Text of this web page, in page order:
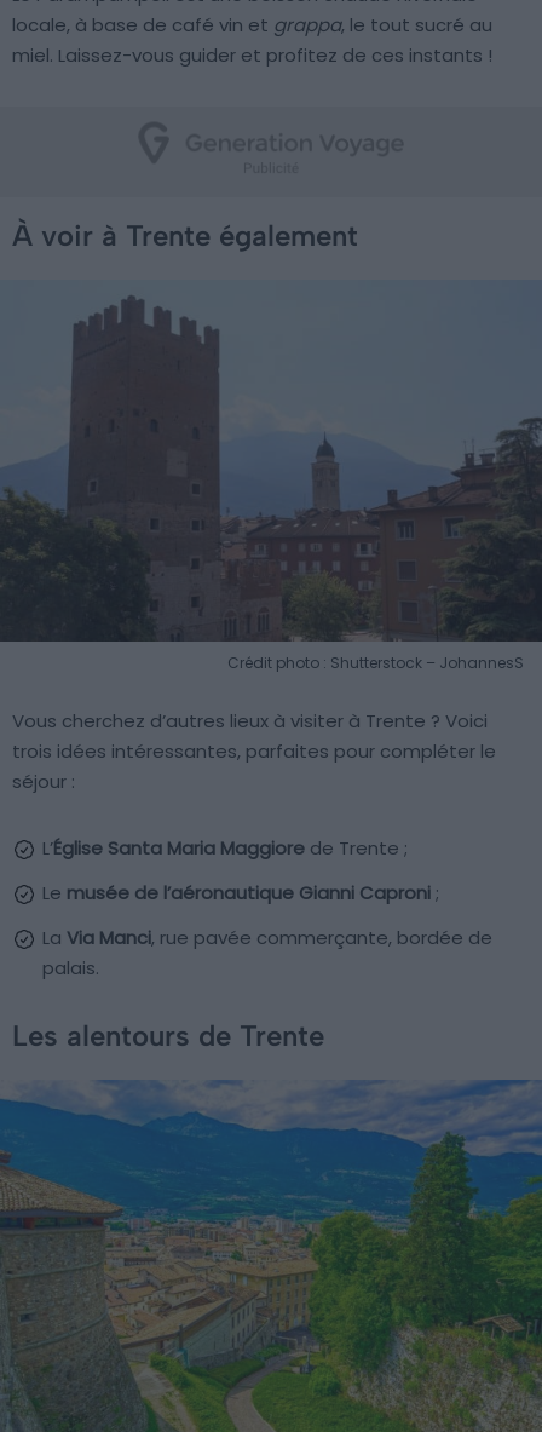
locale, à base de café vin et grappa, le tout sucré au
miel. Laissez-vous guider et profitez de ces instants !
À voir à Trente également
Crédit photo : Shutterstock – JohannesS
Vous cherchez d’autres lieux à visiter à Trente ? Voici
trois idées intéressantes, parfaites pour compléter le
séjour :
L’Église Santa Maria Maggiore de Trente ;
Le musée de l’aéronautique Gianni Caproni ;
La Via Manci, rue pavée commerçante, bordée de
palais.
Les alentours de Trente